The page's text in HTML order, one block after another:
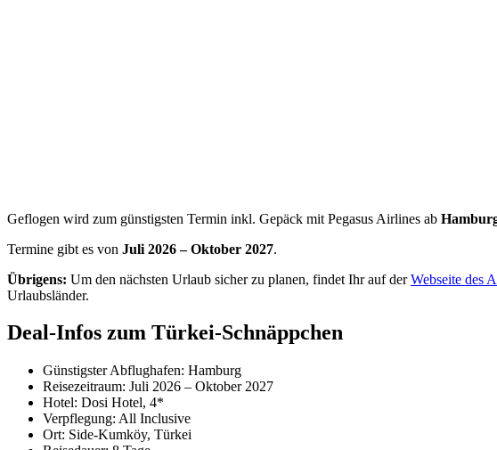
Geflogen wird zum günstigsten Termin inkl. Gepäck mit Pegasus Airlines ab
Termine gibt es von Juli 2026 – Oktober 2027.
Übrigens: Um den nächsten Urlaub sicher zu planen, findet Ihr auf derWebseite des
Urlaubsländer.
Deal-Infos zum Türkei-Schnäppchen
Günstigster Abflughafen: Hamburg
Reisezeitraum: Juli 2026 – Oktober 2027
Hotel: Dosi Hotel, 4*
Verpflegung: All Inclusive
Ort: Side-Kumköy, Türkei